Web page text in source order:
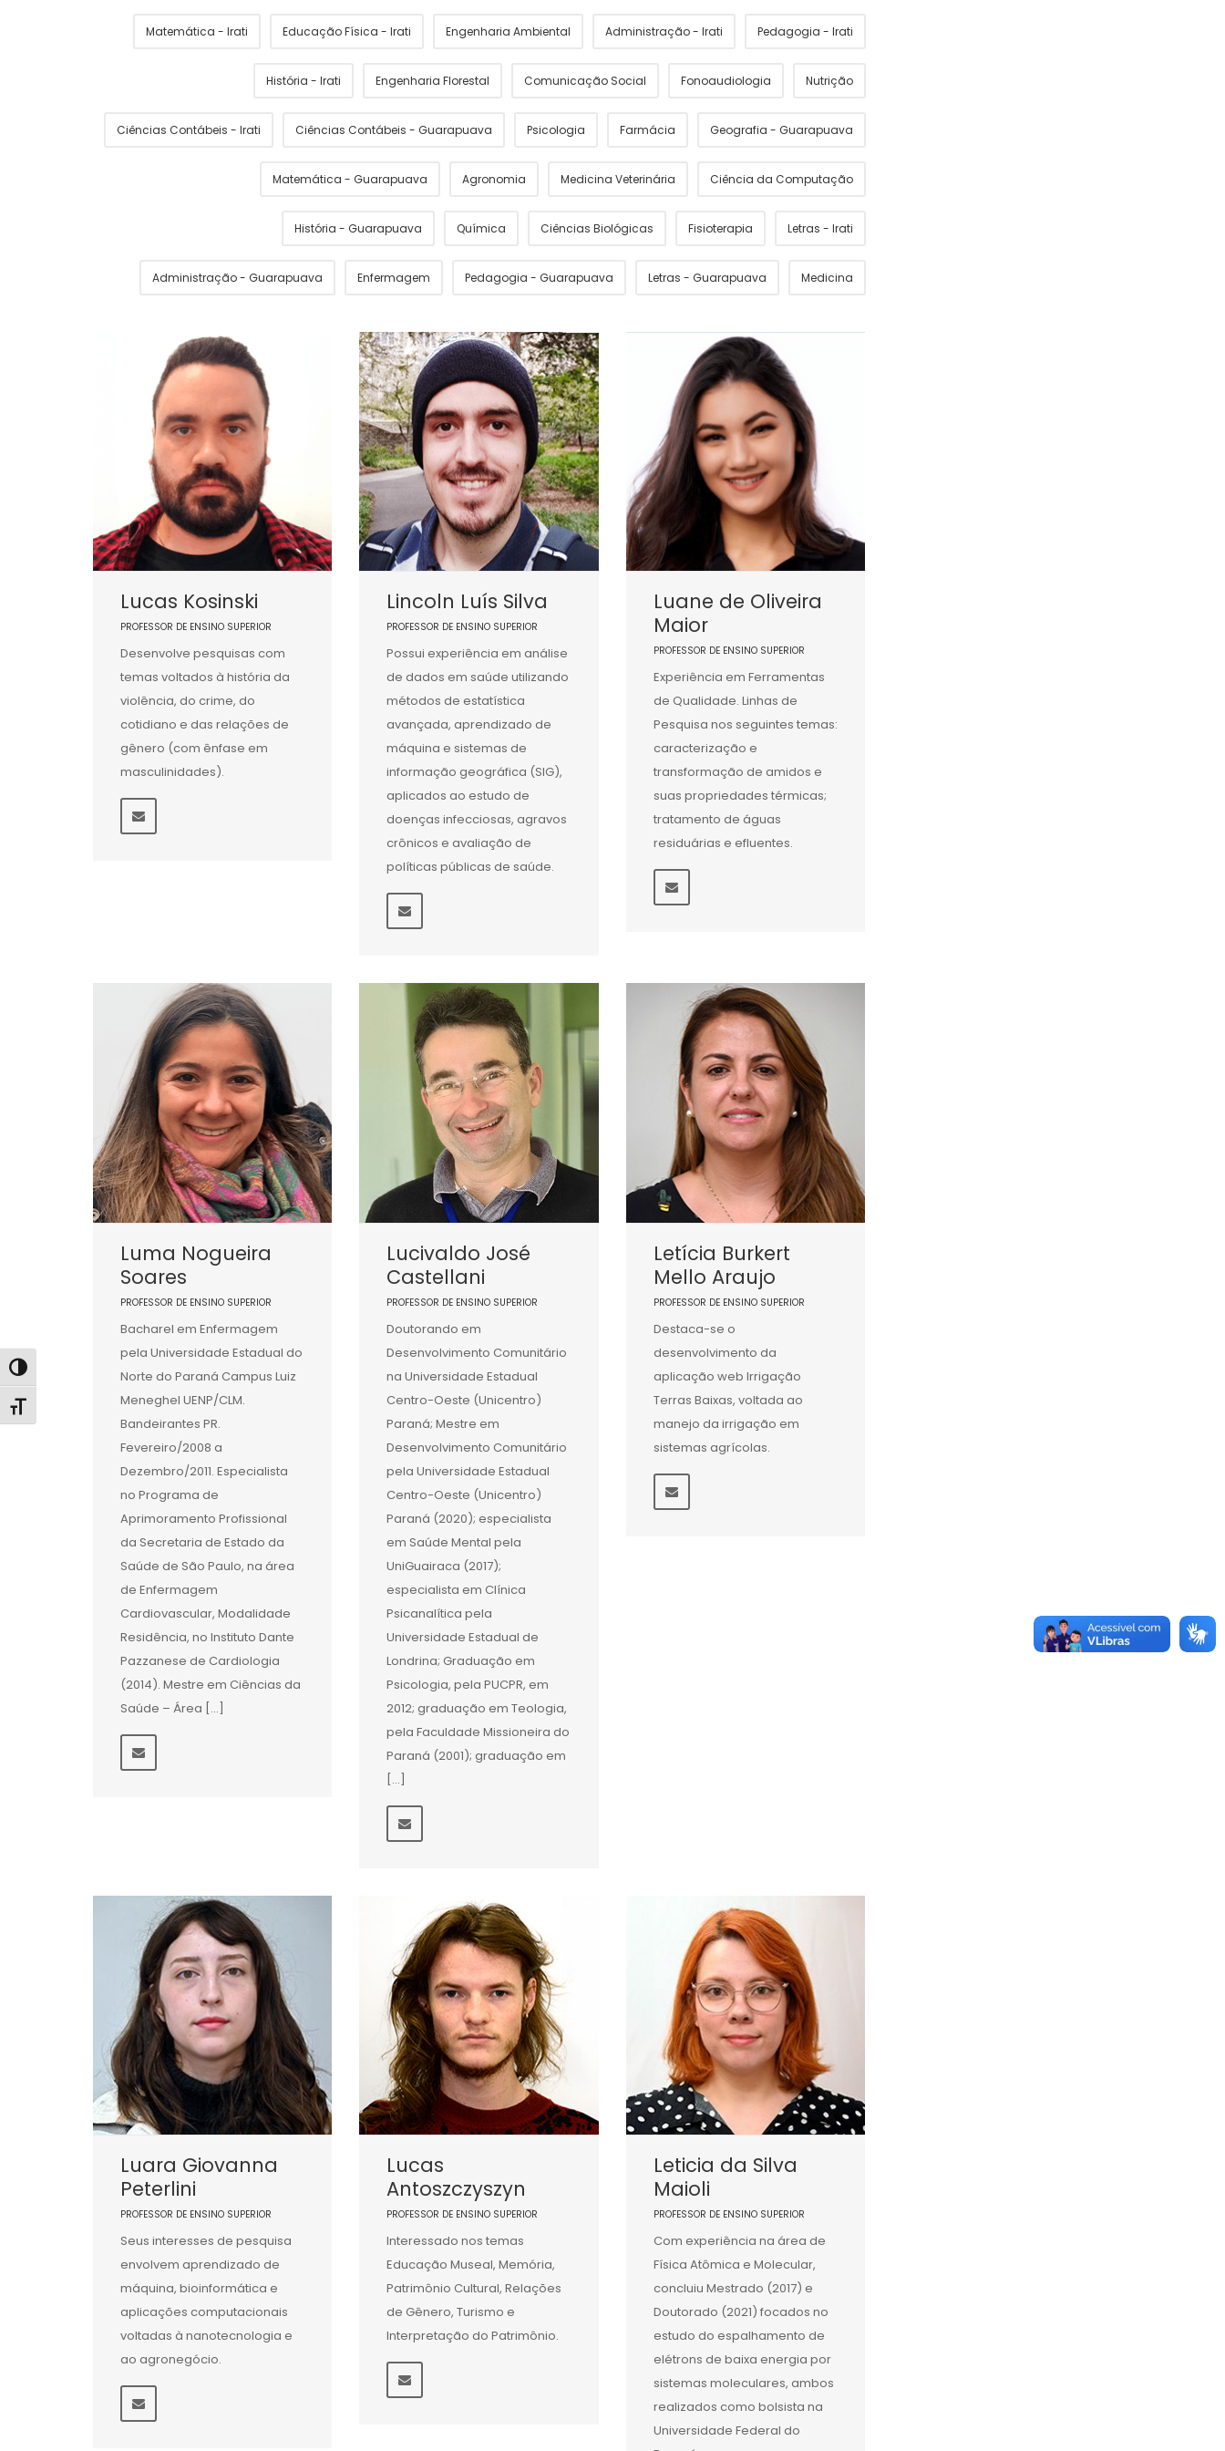
Alternar alto contraste
Alternar tamanho da fonte
Matemática - Irati Educação Física - Irati Engenharia Ambiental Administração - Irati Pedagogia - Irati
História - Irati Engenharia Florestal Comunicação Social Fonoaudiologia Nutrição
Ciências Contábeis - Irati Ciências Contábeis - Guarapuava Psicologia Farmácia Geografia - Guarapuava
Matemática - Guarapuava Agronomia Medicina Veterinária Ciência da Computação
História - Guarapuava Química Ciências Biológicas Fisioterapia Letras - Irati
Administração - Guarapuava Enfermagem Pedagogia - Guarapuava Letras - Guarapuava Medicina
Lucas Kosinski
PROFESSOR DE ENSINO SUPERIOR
Desenvolve pesquisas com
temas voltados à história da
violência, do crime, do
cotidiano e das relações de
gênero (com ênfase em
masculinidades).
Lincoln Luís Silva
PROFESSOR DE ENSINO SUPERIOR
Possui experiência em análise
de dados em saúde utilizando
métodos de estatística
avançada, aprendizado de
máquina e sistemas de
informação geográfica (SIG),
aplicados ao estudo de
doenças infecciosas, agravos
crônicos e avaliação de
políticas públicas de saúde.
Luane de Oliveira
Maior
PROFESSOR DE ENSINO SUPERIOR
Experiência em Ferramentas
de Qualidade. Linhas de
Pesquisa nos seguintes temas:
caracterização e
transformação de amidos e
suas propriedades térmicas;
tratamento de águas
residuárias e efluentes.
Luma Nogueira
Soares
PROFESSOR DE ENSINO SUPERIOR
Bacharel em Enfermagem
pela Universidade Estadual do
Norte do Paraná Campus Luiz
Meneghel UENP/CLM.
Bandeirantes PR.
Fevereiro/2008 a
Dezembro/2011. Especialista
no Programa de
Aprimoramento Profissional
da Secretaria de Estado da
Saúde de São Paulo, na área
de Enfermagem
Cardiovascular, Modalidade
Residência, no Instituto Dante
Pazzanese de Cardiologia
(2014). Mestre em Ciências da
Saúde – Área […]
Lucivaldo José
Castellani
PROFESSOR DE ENSINO SUPERIOR
Doutorando em
Desenvolvimento Comunitário
na Universidade Estadual
Centro-Oeste (Unicentro)
Paraná; Mestre em
Desenvolvimento Comunitário
pela Universidade Estadual
Centro-Oeste (Unicentro)
Paraná (2020); especialista
em Saúde Mental pela
UniGuairaca (2017);
especialista em Clínica
Psicanalítica pela
Universidade Estadual de
Londrina; Graduação em
Psicologia, pela PUCPR, em
2012; graduação em Teologia,
pela Faculdade Missioneira do
Paraná (2001); graduação em
[…]
Letícia Burkert
Mello Araujo
PROFESSOR DE ENSINO SUPERIOR
Destaca-se o
desenvolvimento da
aplicação web Irrigação
Terras Baixas, voltada ao
manejo da irrigação em
sistemas agrícolas.
Luara Giovanna
Peterlini
PROFESSOR DE ENSINO SUPERIOR
Seus interesses de pesquisa
envolvem aprendizado de
máquina, bioinformática e
aplicações computacionais
voltadas à nanotecnologia e
ao agronegócio.
Lucas
Antoszczyszyn
PROFESSOR DE ENSINO SUPERIOR
Interessado nos temas
Educação Museal, Memória,
Patrimônio Cultural, Relações
de Gênero, Turismo e
Interpretação do Patrimônio.
Leticia da Silva
Maioli
PROFESSOR DE ENSINO SUPERIOR
Com experiência na área de
Física Atômica e Molecular,
concluiu Mestrado (2017) e
Doutorado (2021) focados no
estudo do espalhamento de
elétrons de baixa energia por
sistemas moleculares, ambos
realizados como bolsista na
Universidade Federal do